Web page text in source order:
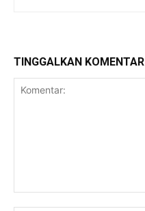
TINGGALKAN KOMENTAR